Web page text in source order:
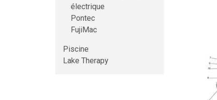
électrique
Pontec
FujiMac
Piscine
Lake Therapy